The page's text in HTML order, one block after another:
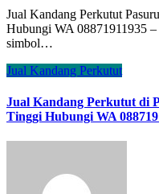
Jual Kandang Perkutut
Hubungi WA 08871911935
simbol…
Jual Kandang Perkutut
Jual Kandang Perkutut di
Tinggi Hubungi WA